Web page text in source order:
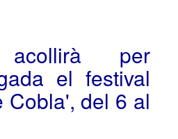
acollirà per
el festival
Cobla', del 6 al